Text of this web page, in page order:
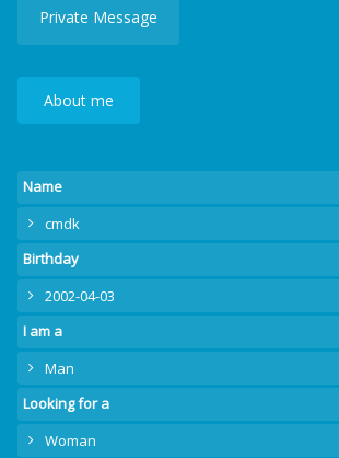
Private Message
About me
Name
cmdk
Birthday
2002-04-03
I am a
Man
Looking for a
Woman